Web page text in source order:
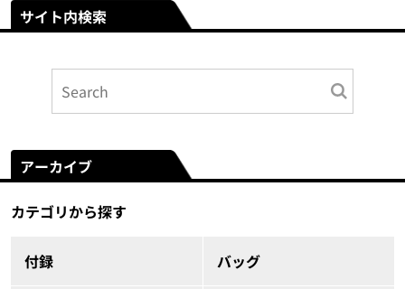
サイト内検索
アーカイブ
カテゴリから探す
付録 バッグ